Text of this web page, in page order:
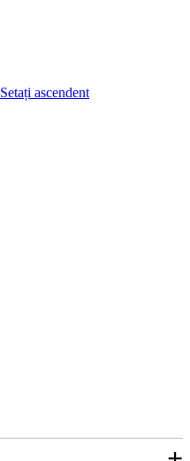
Setați ascendent